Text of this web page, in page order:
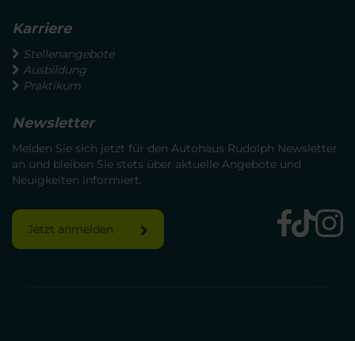
Karriere
Stellenangebote
Ausbildung
Praktikum
Newsletter
Melden Sie sich jetzt für den Autohaus Rudolph Newsletter
an und bleiben Sie stets über aktuelle Angebote und
Neuigkeiten informiert.
Jetzt anmelden